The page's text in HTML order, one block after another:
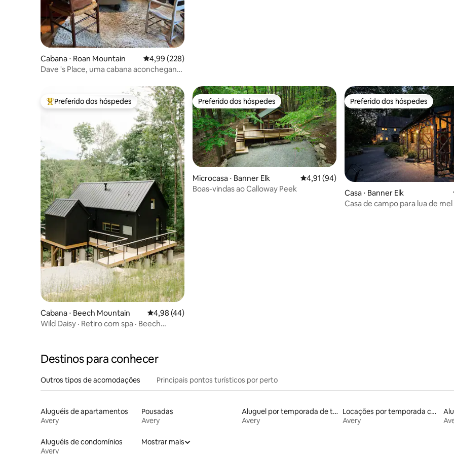
Cabana ⋅ Roan Mountain 4,99 de uma avaliação média de 5, 228 avaliações
4,99 (228)
Dave 's Place, uma cabana aconchegante
Entre os melhores preferidos dos hóspedes
Preferido dos hóspedes
Cabana ⋅ Beech Mountain 4,98 de uma avaliação média de 5, 44 avaliações
4,98 (44)
Wild Daisy · Retiro com spa · Beech
Preferido dos hóspedes
Preferido dos hóspedes
Microcasa ⋅ Banner Elk 4,91 de uma avaliação média de 5, 94
4,91 (94)
Boas-vindas ao Calloway Peek
Preferido dos hóspedes
Preferido dos hóspedes
Casa ⋅ Banner Elk
Casa de campo para lua de
Destinos para conhecer
Outros tipos de acomodações Principais pontos turísticos por perto
Aluguéis de apartamentos
Avery
Pousadas
Avery
Aluguel por temporada de townhouses
Avery
Locações por temporada com piscina
Avery
Aluguéis de condomínios
Avery
Mostrar mais